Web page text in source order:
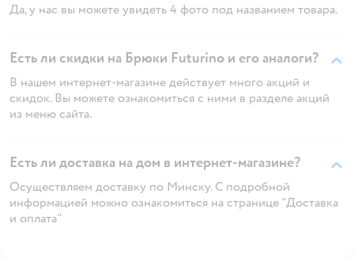
Да, у нас вы можете увидеть 4 фото под названием товара.
Есть ли скидки на Брюки Futurino и его аналоги?
В нашем интернет-магазине действует много акций и
скидок. Вы можете ознакомиться с ними в разделе акций
из меню сайта.
Есть ли доставка на дом в интернет-магазине?
Осуществляем доставку по Минску. С подробной
информацией можно ознакомиться на странице "Доставка
и оплата"